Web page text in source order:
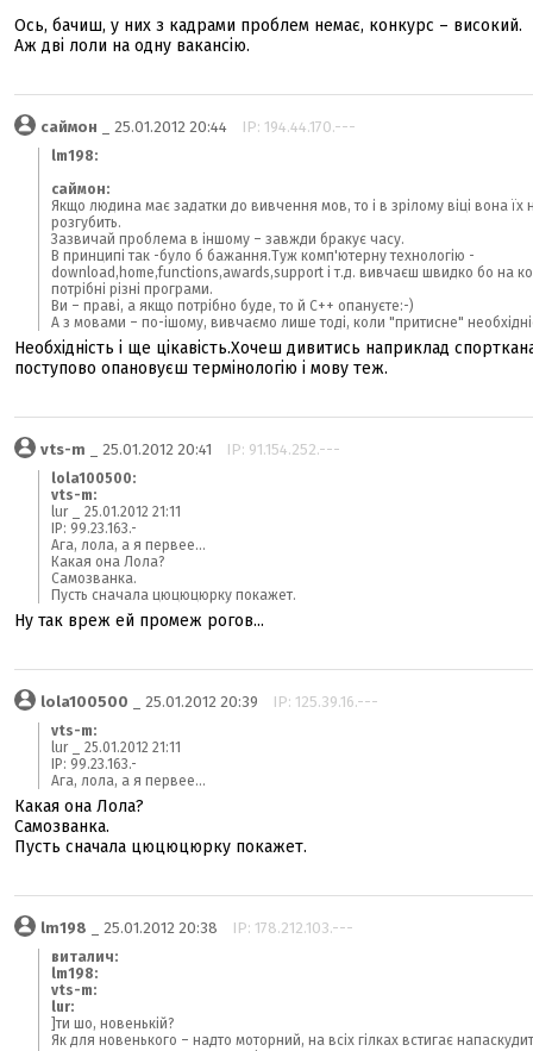
Ось, бачиш, у них з кадрами проблем немає, конкурс – високий.
Аж дві лоли на одну вакансію.
саймон _ 25.01.2012 20:44 IP: 194.44.170.---
lm198:
саймон:
Якщо людина має задатки до вивчення мов, то і в зрілому віці вона їх
розгубить.
Зазвичай проблема в іншому – завжди бракує часу.
В принципі так -було б бажання.Туж комп'ютерну технологію -
download,home,functions,awards,support і т.д. вивчаєш швидко бо на
потрібні різні програми.
Ви – праві, а якщо потрібно буде, то й С++ опануєте:-)
А з мовами – по-ішому, вивчаємо лише тоді, коли "притисне"
Необхідність і ще цікавість.Хочеш дивитись наприклад
поступово опановуєш термінологію і мову теж.
vts-m _ 25.01.2012 20:41 IP: 91.154.252.---
lola100500:
vts-m:
lur _ 25.01.2012 21:11
IP: 99.23.163.-
Ага, лола, а я первее...
Какая она Лола?
Самозванка.
Пусть сначала цюцюцюрку покажет.
Ну так вреж ей промеж рогов...
lola100500 _ 25.01.2012 20:39 IP: 125.39.16.---
vts-m:
lur _ 25.01.2012 21:11
IP: 99.23.163.-
Ага, лола, а я первее...
Какая она Лола?
Самозванка.
Пусть сначала цюцюцюрку покажет.
lm198 _ 25.01.2012 20:38 IP: 178.212.103.---
виталич:
lm198:
vts-m:
lur:
]ти шо, новенькій?
Як для новенького – надто моторний, на всіх гілках встигає